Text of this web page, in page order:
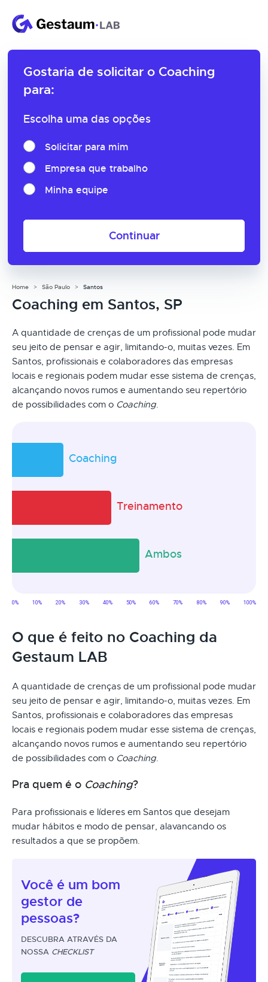
Gostaria de solicitar o Coaching
para:
Escolha uma das opções
Solicitar para mim
Empresa que trabalho
Minha equipe
Continuar
Home São Paulo Santos
Coaching em Santos, SP
A quantidade de crenças de um profissional pode mudar
seu jeito de pensar e agir, limitando-o, muitas vezes. Em
Santos, profissionais e colaboradores das empresas
locais e regionais podem mudar esse sistema de crenças,
alcançando novos rumos e aumentando seu repertório
de possibilidades com o Coaching.
O que é feito no Coaching da
Gestaum LAB
A quantidade de crenças de um profissional pode mudar
seu jeito de pensar e agir, limitando-o, muitas vezes. Em
Santos, profissionais e colaboradores das empresas
locais e regionais podem mudar esse sistema de crenças,
alcançando novos rumos e aumentando seu repertório
de possibilidades com o Coaching.
Pra quem é o Coaching?
Para profissionais e líderes em Santos que desejam
mudar hábitos e modo de pensar, alavancando os
resultados a que se propõem.
Você é um bom
gestor de
pessoas?
DESCUBRA ATRAVÉS DA
NOSSA CHECKLIST